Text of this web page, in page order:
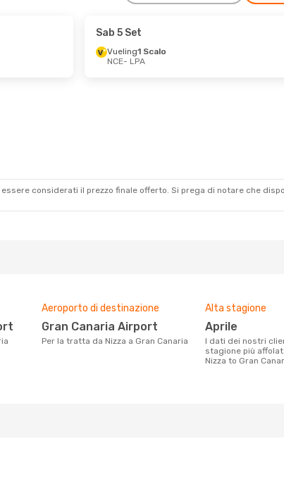
Sab 5 Set
Vueling1 Scalo
NCE- LPA
considerati il ​​prezzo finale offerto. Si prega di notare che
Aeroporto di destinazione
Gran Canaria Airport
Per la tratta da Nizza a Gran Canaria
Alta stagione
aprile
I dati dei nostri clienti ci dicono che la
stagione più
Nizza to Gran